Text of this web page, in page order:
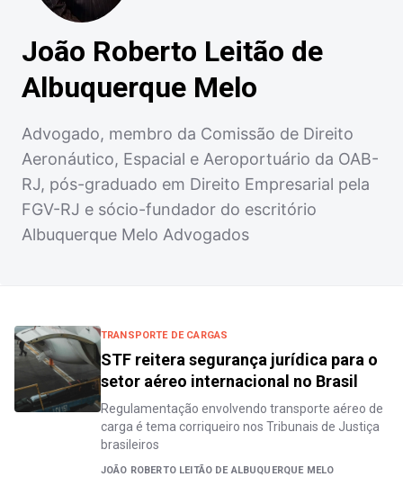
João Roberto Leitão de
Albuquerque Melo
Advogado, membro da Comissão de Direito
Aeronáutico, Espacial e Aeroportuário da OAB-
RJ, pós-graduado em Direito Empresarial pela
FGV-RJ e sócio-fundador do escritório
Albuquerque Melo Advogados
TRANSPORTE DE CARGAS
STF reitera segurança jurídica para o
setor aéreo internacional no Brasil
Regulamentação envolvendo transporte aéreo de
carga é tema corriqueiro nos Tribunais de Justiça
brasileiros
JOÃO ROBERTO LEITÃO DE ALBUQUERQUE MELO